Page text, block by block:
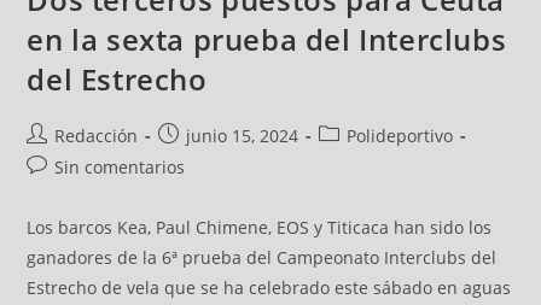
en la sexta prueba del Interclubs
del Estrecho
Redacción junio 15, 2024
Polideportivo
Sin comentarios
Los barcos Kea, Paul Chimene, EOS y Titicaca han sido los
ganadores de la 6ª prueba del Campeonato Interclubs del
Estrecho de vela que se ha celebrado este sábado en aguas